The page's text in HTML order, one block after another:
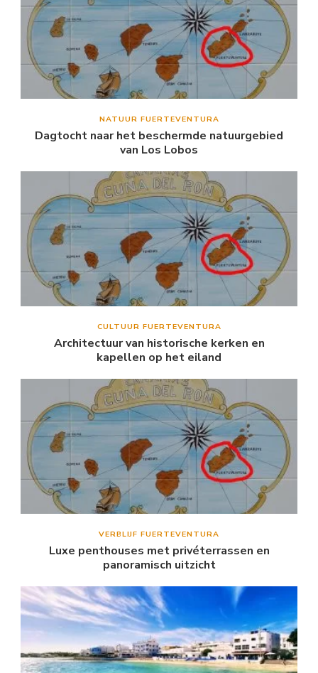
NATUUR FUERTEVENTURA
Dagtocht naar het beschermde natuurgebied
van Los Lobos
CULTUUR FUERTEVENTURA
Architectuur van historische kerken en
kapellen op het eiland
VERBLIJF FUERTEVENTURA
Luxe penthouses met privéterrassen en
panoramisch uitzicht